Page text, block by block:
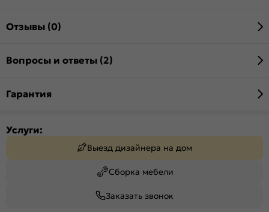
Отзывы (0)
Вопросы и ответы (2)
Гарантия
Услуги:
Выезд дизайнера на дом
Сборка мебели
Заказать звонок